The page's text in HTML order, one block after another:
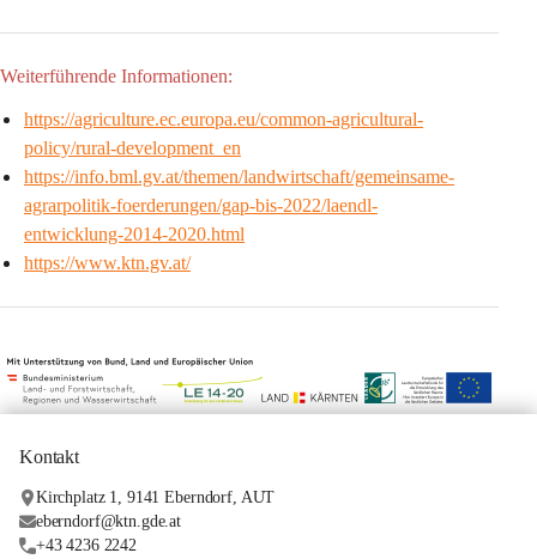
Weiterführende Informationen:
https://agriculture.ec.europa.eu/common-agricultural-
policy/rural-development_en
https://info.bml.gv.at/themen/landwirtschaft/gemeinsame-
agrarpolitik-foerderungen/gap-bis-2022/laendl-
entwicklung-2014-2020.html
https://www.ktn.gv.at/
Kontakt
Kirchplatz 1, 9141 Eberndorf, AUT
eberndorf@ktn.gde.at
+43 4236 2242